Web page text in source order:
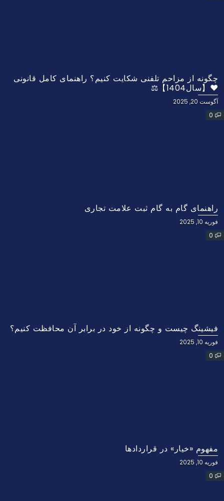
چگونه از مزاحم تلفنی شکایت کنیم؟ راهنمای کامل قانونی
❤️【سال1404】⚖️
آگوست 20, 2025
0
راهنمای گام به گام ثبت علامت تجاری
فوریه 10, 2025
0
فیشینگ چیست و چگونه از خود در برابر آن محافظت کنیم؟
فوریه 10, 2025
0
مفهوم «خیار» در قراردادها
فوریه 10, 2025
0